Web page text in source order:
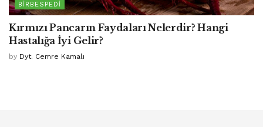
BIRBESPEDI
Kırmızı Pancarın Faydaları Nelerdir? Hangi
Hastalığa İyi Gelir?
by Dyt. Cemre Kamalı